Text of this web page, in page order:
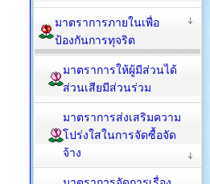
มาตราการภายในเพื่อ
ป้องกันการทุจริต
มาตราการให้ผู้มีส่วนได้
ส่วนเสียมีส่วนร่วม
มาตราการส่งเสริมความ
โปร่งใสในการจัดซื้อจัด
จ้าง